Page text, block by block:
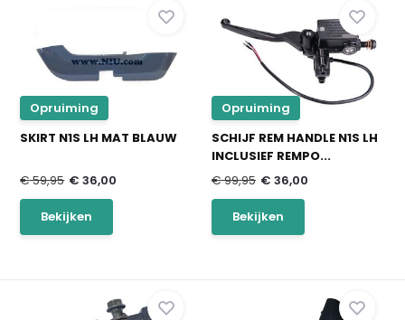
Opruiming
SKIRT N1S LH MAT BLAUW
€ 59,95 € 36,00
Bekijken
Opruiming
SCHIJF REM HANDLE N1S LH
INCLUSIEF REMPO...
€ 99,95 € 36,00
Bekijken